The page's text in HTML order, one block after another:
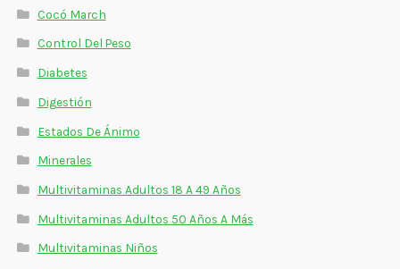
Salud Visual
Multivitaminas Adultos 50 Años A Más
Cocó March
Control Del Peso
Diabetes
Digestión
Estados De Ánimo
Minerales
Multivitaminas Adultos 18 A 49 Años
Multivitaminas Adultos 50 Años A Más
Multivitaminas Niños